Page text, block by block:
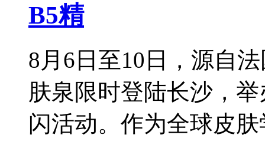
B5精
8月6日至10日，源自
肤泉限时登陆长沙，
闪活动。作为全球皮